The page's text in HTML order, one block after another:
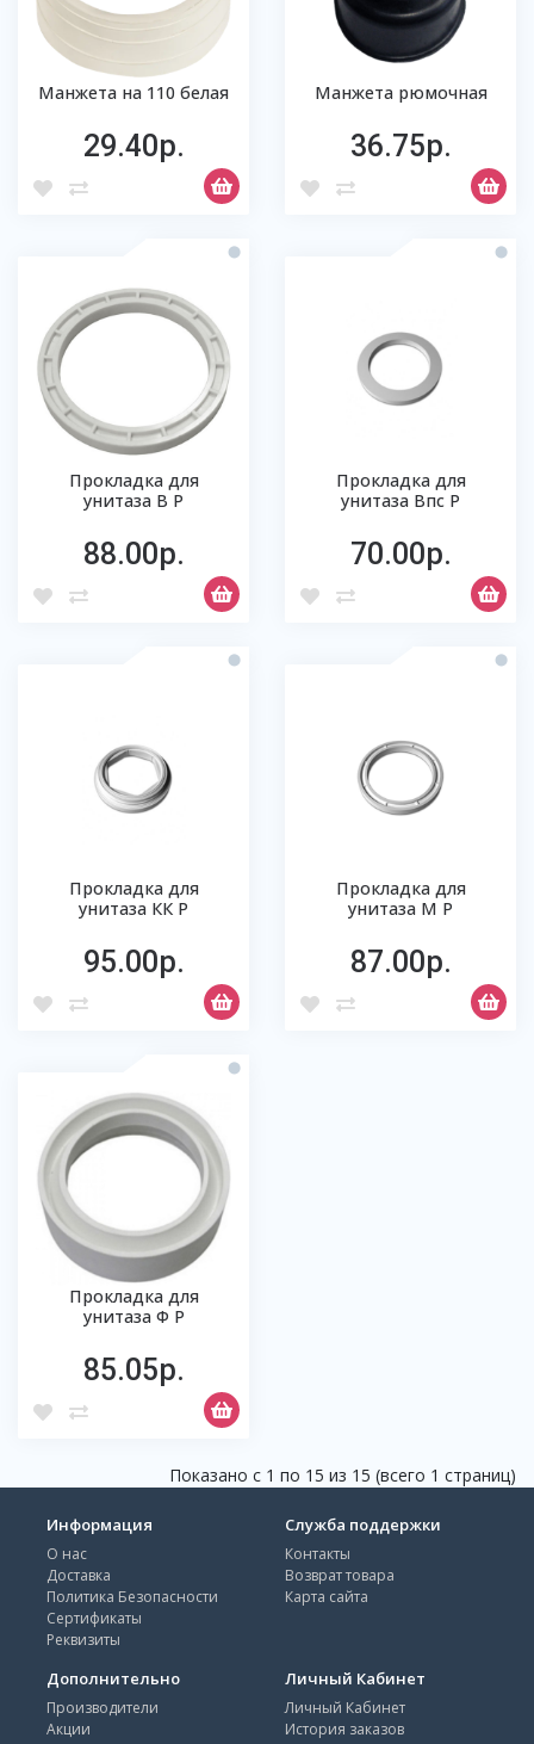
Манжета на 110 белая
29.40р.
Манжета рюмочная
36.75р.
Прокладка для
унитаза В Р
88.00р.
Прокладка для
унитаза Впс Р
70.00р.
Прокладка для
унитаза КК Р
95.00р.
Прокладка для
унитаза М Р
87.00р.
Прокладка для
унитаза Ф Р
85.05р.
Показано с 1 по 15 из 15 (всего 1 страниц)
Информация
О нас
Доставка
Политика Безопасности
Сертификаты
Реквизиты
Служба поддержки
Контакты
Возврат товара
Карта сайта
Дополнительно
Производители
Акции
Личный Кабинет
Личный Кабинет
История заказов